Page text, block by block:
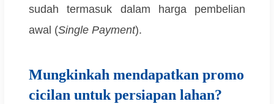
sudah termasuk dalam harga pembelian
awal (Single Payment).
Mungkinkah mendapatkan promo
cicilan untuk persiapan lahan?